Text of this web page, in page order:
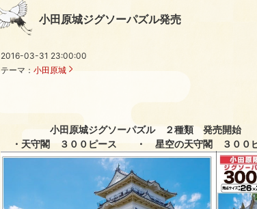
小田原城ジグソーパズル発売
2016-03-31 23:00:00
テーマ： 小田原城
小田原城ジグソーパズル ２種類 発売開始
・天守閣 ３００ピース ・ 星空の天守閣 ３００